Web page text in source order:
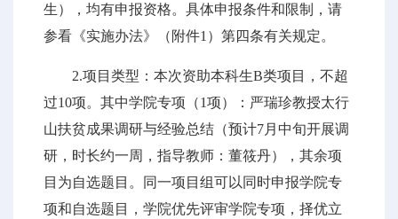
生），均有申报资格。具体申报条件和限制，请
参看《实施办法》（附件1）第四条有关规定。
2.项目类型：本次资助本科生B类项目，不超
过10项。其中学院专项（1项）：严瑞珍教授太行
山扶贫成果调研与经验总结（预计7月中旬开展调
研，时长约一周，指导教师：董筱丹），其余项
目为自选题目。同一项目组可以同时申报学院专
项和自选题目，学院优先评审学院专项，择优立